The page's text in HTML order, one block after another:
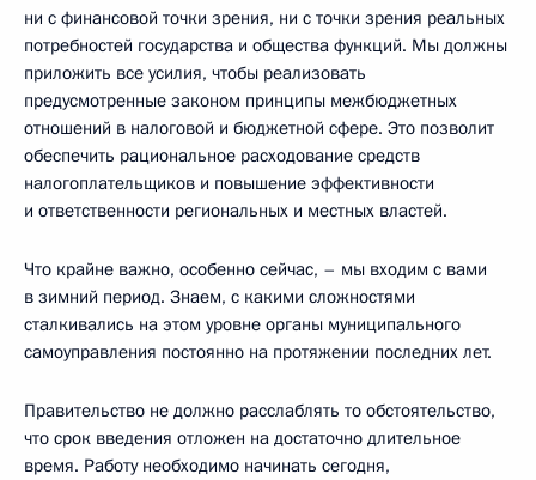
ни с финансовой точки зрения, ни с точки зрения реальных
потребностей государства и общества функций. Мы должны
приложить все усилия, чтобы реализовать
предусмотренные законом принципы межбюджетных
отношений в налоговой и бюджетной сфере. Это позволит
обеспечить рациональное расходование средств
налогоплательщиков и повышение эффективности
и ответственности региональных и местных властей.
Что крайне важно, особенно сейчас, – мы входим с вами
в зимний период. Знаем, с какими сложностями
сталкивались на этом уровне органы муниципального
самоуправления постоянно на протяжении последних лет.
Правительство не должно расслаблять то обстоятельство,
что срок введения отложен на достаточно длительное
время. Работу необходимо начинать сегодня,